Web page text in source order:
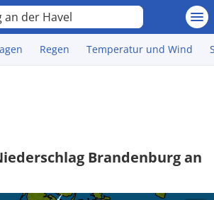
der Havel
Regen Temperatur und Wind
Brandenburg an